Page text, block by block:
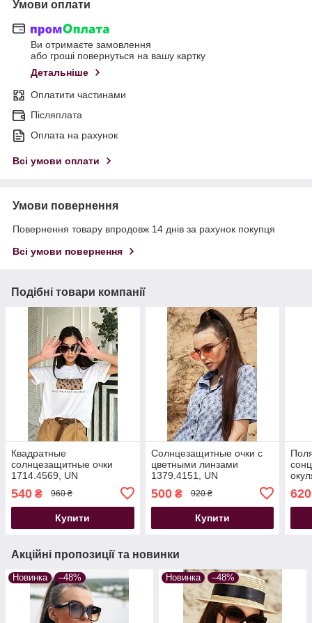
Умови оплати
Ви отримаєте замовлення
або гроші повернуться на вашу картку
Детальніше
Оплатити частинами
Післяплата
Оплата на рахунок
Всі умови оплати
Умови повернення
Повернення товару впродовж 14 днів за рахунок покупця
Всі умови повернення
Подібні товари компанії
Квадратные
солнцезащитные очки
1714.4569, UN
540 ₴ 960 ₴
Купити
Солнцезащитные очки с
цветными линзами
1379.4151, UN
500₴ 920 ₴
Купити
620
Акційні пропозиції та новинки
Новинка –48% Новинка –48%